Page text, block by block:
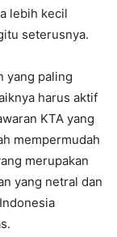
lebih kecil
seterusnya.
yang paling
harus aktif
KTA yang
mempermudah
merupakan
yang netral dan